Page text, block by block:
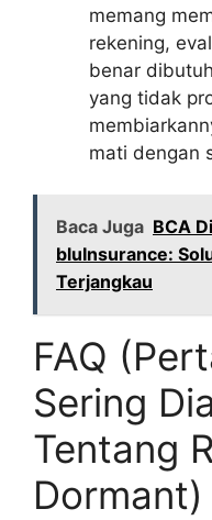
memang
rekening,
benar
yang tidak
mati dengan
Baca Juga BCA
bluInsurance:
Terjangkau
FAQ
Sering
Tentang
Dormant)